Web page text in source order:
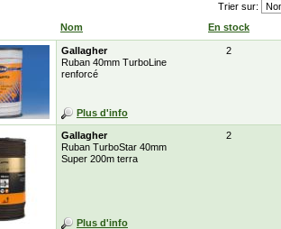
Trier sur:
Nom
En stock
Plus d'info
Gallagher
Ruban 40mm TurboLine
renforcé
2
Plus d'info
Gallagher
Ruban TurboStar 40mm
Super 200m terra
2